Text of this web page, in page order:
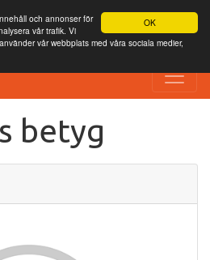
OK
och annonser för
vår trafik. Vi
vår webbplats med våra sociala medier,
betyg